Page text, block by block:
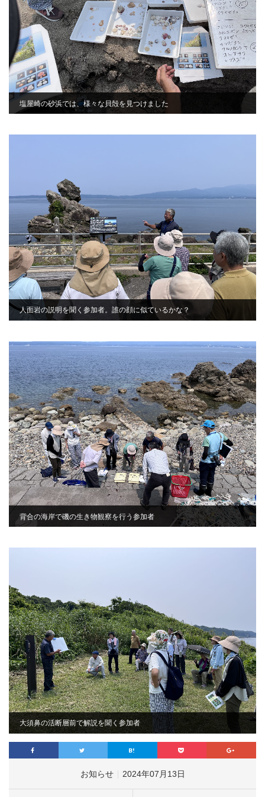
塩屋崎の砂浜では、様々な貝殻を見つけました
人面岩の説明を聞く参加者。誰の顔に似ているかな？
背合の海岸で磯の生き物観察を行う参加者
大須鼻の活断層前で解説を聞く参加者
お知らせ 2024年07月13日